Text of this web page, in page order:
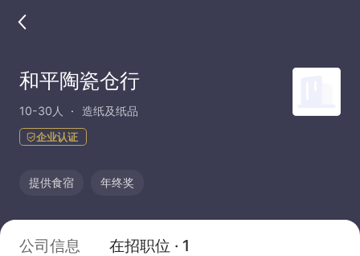
和平陶瓷仓行
10-30人 造纸及纸品
企业认证
提供食宿 年终奖
公司信息 在招职位 · 1